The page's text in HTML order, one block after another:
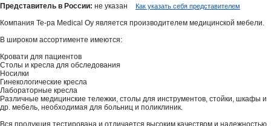
Представитель в России: не указан Как указать себя представителем
Компания Te-pa Medical Oy является производителем медицинской мебели.
В широком ассортименте имеются:
Кровати для пациентов
Столы и кресла для обследования
Носилки
Гинекологические кресла
Лабораторные кресла
Различные медицинские тележки, столы для инструментов, стойки, шкафы и
др. мебель, необходимая для больниц и поликлиник.
Вся продукция тестирована и отличается высоким качеством и надежностью.